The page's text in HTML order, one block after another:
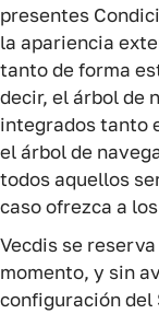
presentes
la apariencia
tanto de forma
decir, el árbol de
integrados tanto
el árbol de
todos aquellos
caso ofrezca a
Vecdis se
momento, y sin
configuración del